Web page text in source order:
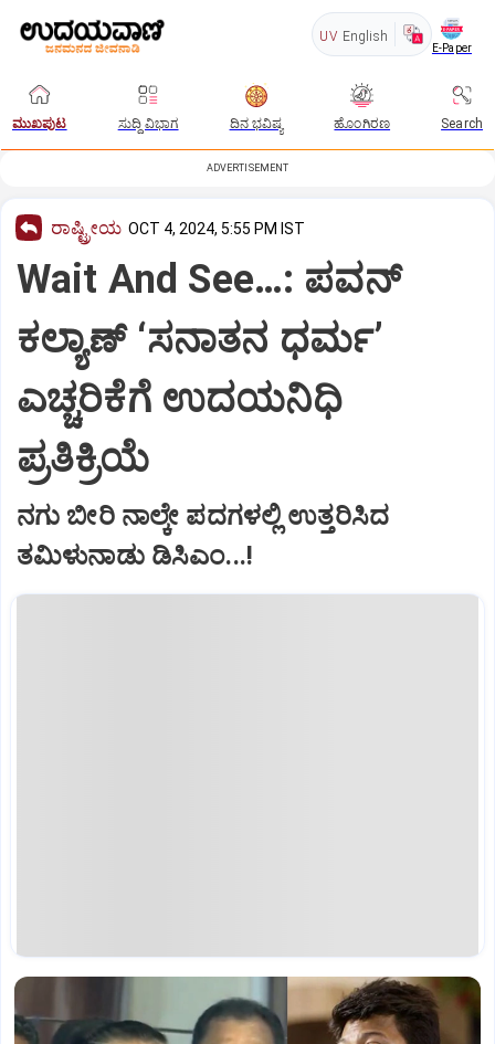
UV English
E-Paper
ಮುಖಪುಟ ಸುದ್ದಿ ವಿಭಾಗ ದಿನ ಭವಿಷ್ಯ ಹೊಂಗಿರಣ Search
ADVERTISEMENT
ರಾಷ್ಟ್ರೀಯ OCT 4, 2024, 5:55 PM IST
Wait And See…: ಪವನ್
ಕಲ್ಯಾಣ್ ‘ಸನಾತನ ಧರ್ಮ’
ಎಚ್ಚರಿಕೆಗೆ ಉದಯನಿಧಿ
ಪ್ರತಿಕ್ರಿಯೆ
ನಗು ಬೀರಿ ನಾಲ್ಕೇ ಪದಗಳಲ್ಲಿ ಉತ್ತರಿಸಿದ
ತಮಿಳುನಾಡು ಡಿಸಿಎಂ...!